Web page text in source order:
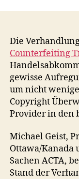
Die
Counterfeiting
gewisse
um nicht
Copyright
Provider in den
Michael Geist,
Ottawa/Kanada
Sachen ACTA,
Stand der